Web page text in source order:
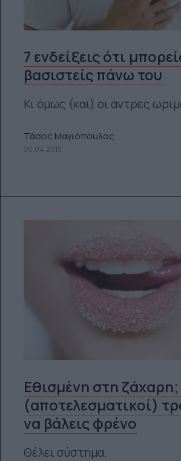
7 ενδείξεις ότι
βασιστείς πάνω του
Κι όμως (και) οι άντρες
Τάσος Μαγιόπουλος
20.04.2015
Εθισμένη στη ζάχαρη;
(αποτελεσματικοί)
να βάλεις φρένο
Θέλει σύστημα.